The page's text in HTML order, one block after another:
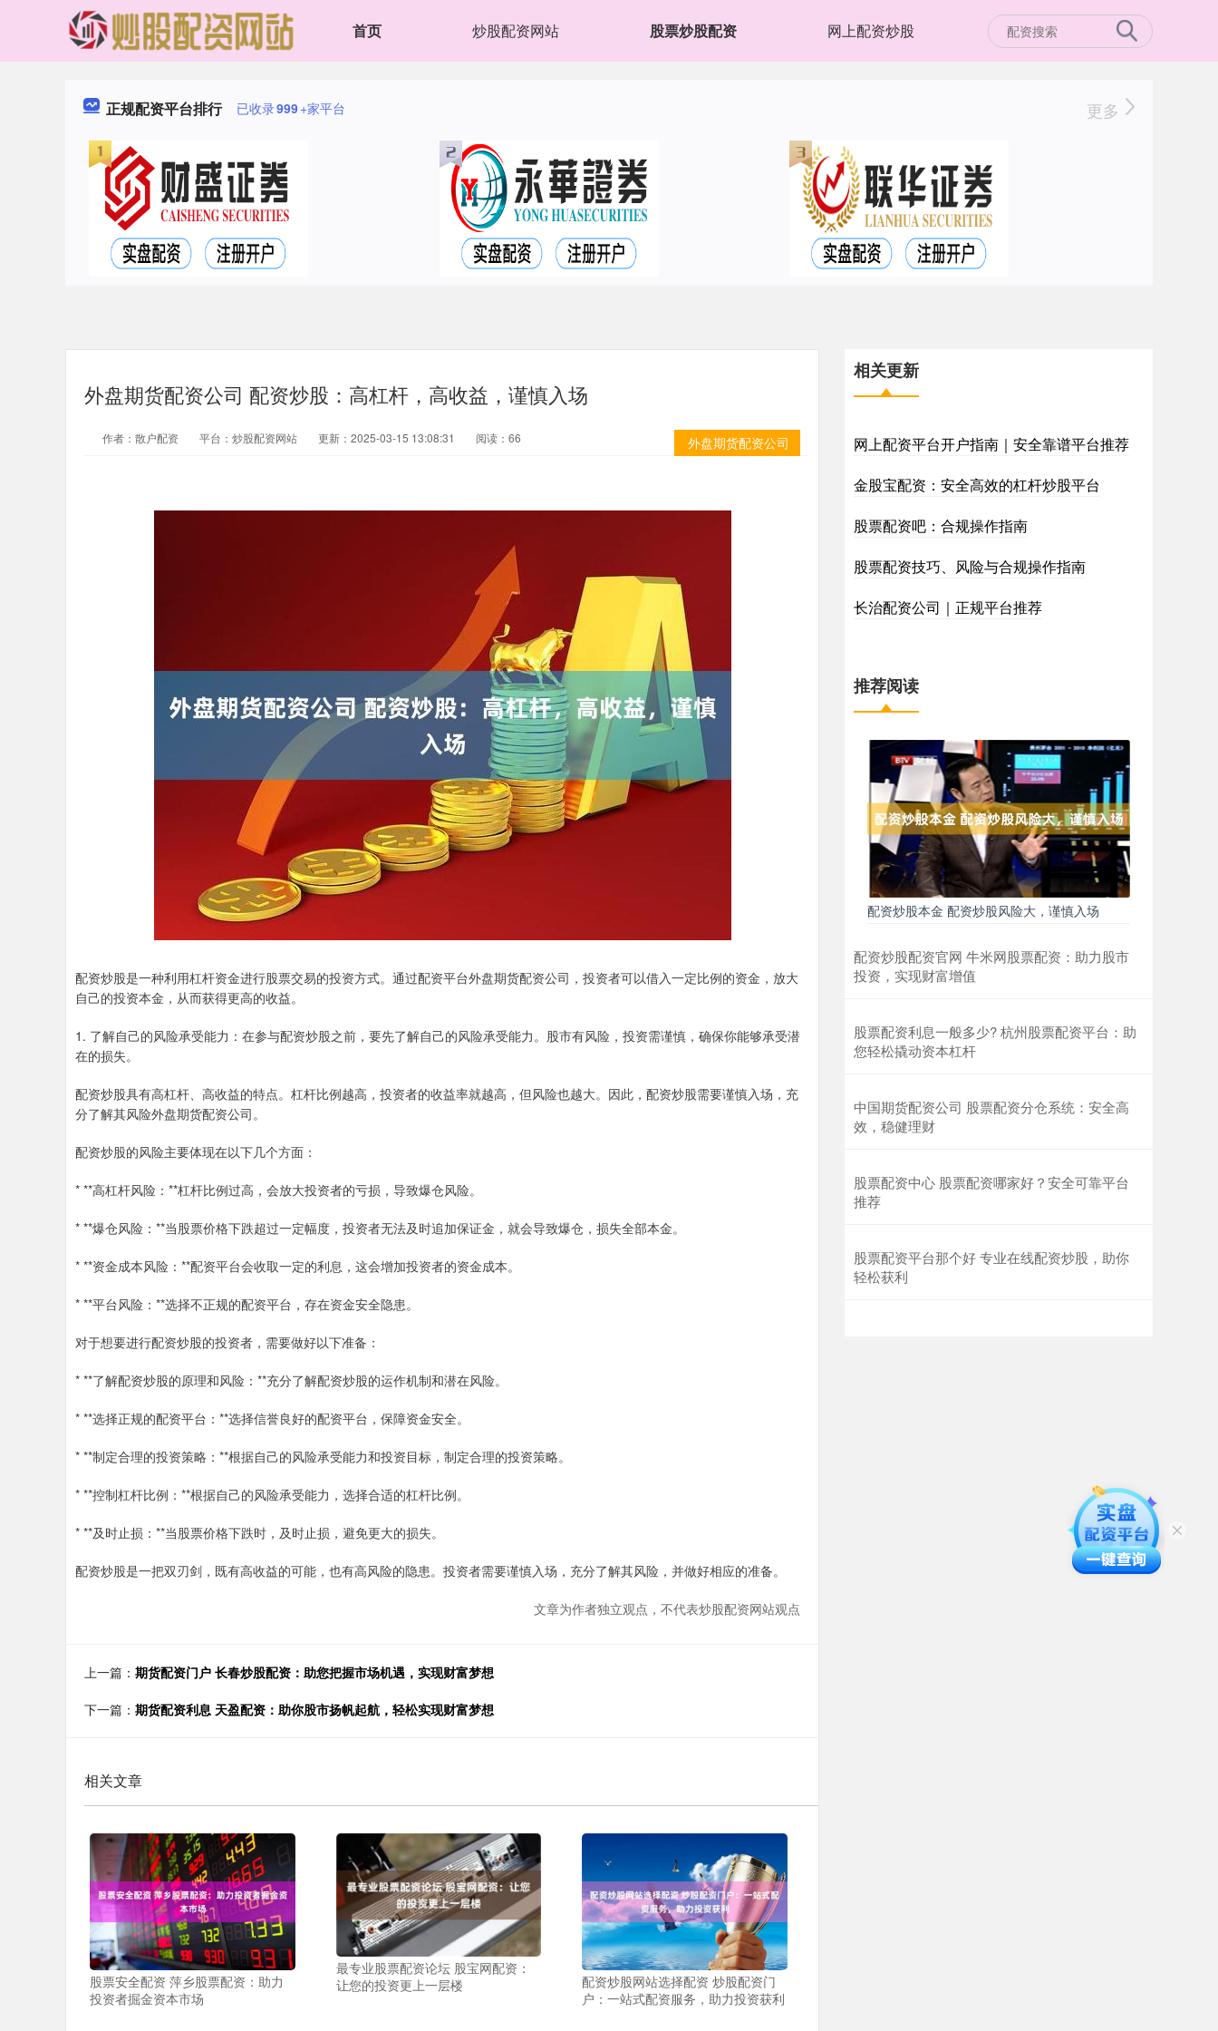
首页 炒股配资网站 股票炒股配资 网上配资炒股
正规配资平台排行 已收录999+家平台 更多
外盘期货配资公司 配资炒股：高杠杆，高收益，谨慎入场
外盘期货配资公司
作者：散户配资 平台：炒股配资网站 更新：2025-03-15 13:08:31 阅读：66
配资炒股是一种利用杠杆资金进行股票交易的投资方式。通过配资平台外盘期货配资公司，投资者可以借入一定比例的资金，放大
自己的投资本金，从而获得更高的收益。
1. 了解自己的风险承受能力：在参与配资炒股之前，要先了解自己的风险承受能力。股市有风险，投资需谨慎，确保你能够承受潜
在的损失。
配资炒股具有高杠杆、高收益的特点。杠杆比例越高，投资者的收益率就越高，但风险也越大。因此，配资炒股需要谨慎入场，充
分了解其风险外盘期货配资公司。
配资炒股的风险主要体现在以下几个方面：
* **高杠杆风险：**杠杆比例过高，会放大投资者的亏损，导致爆仓风险。
* **爆仓风险：**当股票价格下跌超过一定幅度，投资者无法及时追加保证金，就会导致爆仓，损失全部本金。
* **资金成本风险：**配资平台会收取一定的利息，这会增加投资者的资金成本。
* **平台风险：**选择不正规的配资平台，存在资金安全隐患。
对于想要进行配资炒股的投资者，需要做好以下准备：
* **了解配资炒股的原理和风险：**充分了解配资炒股的运作机制和潜在风险。
* **选择正规的配资平台：**选择信誉良好的配资平台，保障资金安全。
* **制定合理的投资策略：**根据自己的风险承受能力和投资目标，制定合理的投资策略。
* **控制杠杆比例：**根据自己的风险承受能力，选择合适的杠杆比例。
* **及时止损：**当股票价格下跌时，及时止损，避免更大的损失。
配资炒股是一把双刃剑，既有高收益的可能，也有高风险的隐患。投资者需要谨慎入场，充分了解其风险，并做好相应的准备。
文章为作者独立观点，不代表炒股配资网站观点
上一篇： 期货配资门户 长春炒股配资：助您把握市场机遇，实现财富梦想
下一篇： 期货配资利息 天盈配资：助你股市扬帆起航，轻松实现财富梦想
相关文章
股票安全配资 萍乡股票配资：助力
投资者掘金资本市场
最专业股票配资论坛 股宝网配资：
让您的投资更上一层楼
配资炒股网站选择配资 炒股配资门
户：一站式配资服务，助力投资获利
相关更新
网上配资平台开户指南｜安全靠谱平台推荐
金股宝配资：安全高效的杠杆炒股平台
股票配资吧：合规操作指南
股票配资技巧、风险与合规操作指南
长治配资公司｜正规平台推荐
推荐阅读
配资炒股本金 配资炒股风险大，谨慎入场
配资炒股配资官网 牛米网股票配资：助力股市
投资，实现财富增值
股票配资利息一般多少? 杭州股票配资平台：助
您轻松撬动资本杠杆
中国期货配资公司 股票配资分仓系统：安全高
效，稳健理财
股票配资中心 股票配资哪家好？安全可靠平台
推荐
股票配资平台那个好 专业在线配资炒股，助你
轻松获利